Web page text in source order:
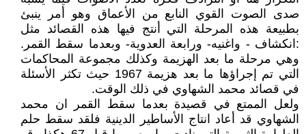
صدى الصوت القوي النابع من الأعماق وهو أمر ينبئ
بطبيعة هذه المرحلة التي أنتج فيها هذه القصائد مثل
:انكشاف - واغنيه- ورابعة العدوية- وبعدما سقط القمر.
وهي مرحلة ما بعد الهزيمة وكذلك مجموعة المحاكمات
التي تم إجراؤها ما بعد هزيمة 1967 حيث تكثر الأسئلة
في قصائد محمد الشهاوي في ذلك الوقت.
ولعل الممتع في قصيدة بعدما سقط القمر ان محمد
الشهاوي قد أعاد انتاج الأساطير الدينية فلقد سقط حلم